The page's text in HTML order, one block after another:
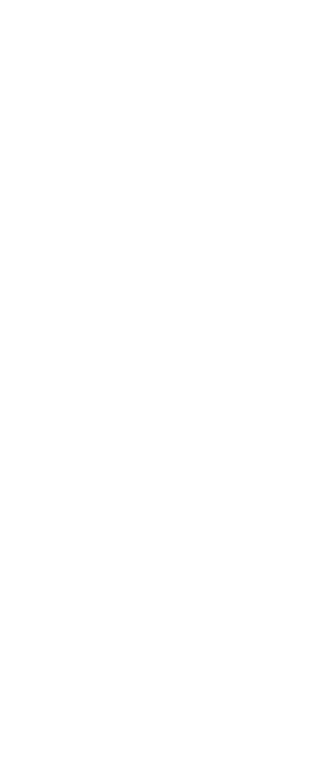
APOLLO NEXT 030
проспект Академіка
APOLLO NEXT 032
вулиця Самійла Кішки, 7,
APOLLO NEXT 038
вулиця Будівельників,
проспект Червоної
APOLLO NEXT 036
вулиця Семена Палія, 93А,
APOLLO NEXT 037
APOLLO NEXT 024